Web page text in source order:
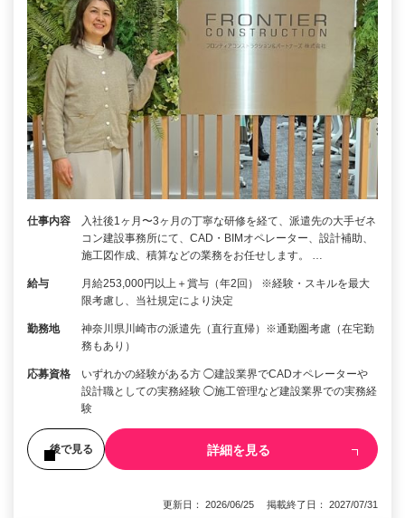
仕事内容
入社後1ヶ月〜3ヶ月の丁寧な研修を経て、派遣先の大手ゼネ
コン建設事務所にて、CAD・BIMオペレーター、設計補助、
施工図作成、積算などの業務をお任せします。 …
給与
月給253,000円以上＋賞与（年2回） ※経験・スキルを最大
限考慮し、当社規定により決定
勤務地
神奈川県川崎市の派遣先（直行直帰）※通勤圏考慮（在宅勤
務もあり）
応募資格
いずれかの経験がある方 ◯建設業界でCADオペレーターや
設計職としての実務経験 ◯施工管理など建設業界での実務経
験
後で見る 詳細を見る
更新日： 2026/06/25 掲載終了日： 2027/07/31